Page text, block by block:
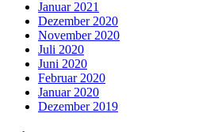
Januar 2021
Dezember 2020
November 2020
Juli 2020
Juni 2020
Februar 2020
Januar 2020
Dezember 2019